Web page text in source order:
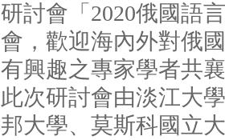
研討會「2020俄國語
會，歡迎海內外對俄
有興趣之專家學者共
此次研討會由淡江大
邦大學、莫斯科國立